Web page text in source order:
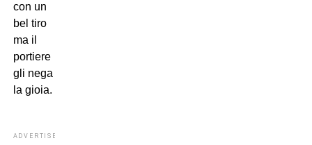
con un
bel tiro
ma il
portiere
gli nega
la gioia.
ADVERTISEMENT